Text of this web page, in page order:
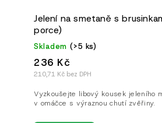
Jelení na smetaně s
porce)
Skladem (>5 ks)
210,71 Kč bez DPH
236 Kč
Vyzkoušejte libový kousek jeleního
v omáčce s výraznou chutí zvěřiny.